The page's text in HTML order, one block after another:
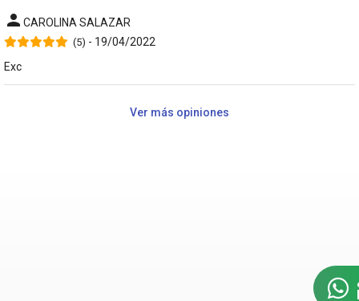
person CAROLINA SALAZAR
(5) - 19/04/2022
Exc
Ver más opiniones